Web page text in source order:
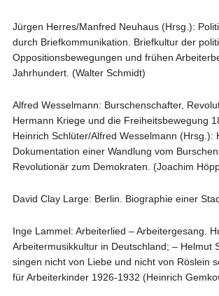
Jürgen Herres/Manfred Neuhaus (Hrsg.):
durch Briefkommunikation. Briefkultur der
Oppositionsbewegungen und frühen
Jahrhundert. (Walter Schmidt)
Alfred Wesselmann: Burschenschafter,
Hermann Kriege und die Freiheitsbewegung
Heinrich Schlüter/Alfred Wesselmann (Hrsg.):
Dokumentation einer Wandlung vom
Revolutionär zum Demokraten. (Joachim
David Clay Large: Berlin. Biographie einer
Inge Lammel: Arbeiterlied – Arbeitergesang.
Arbeitermusikkultur in Deutschland; – Helmut
singen nicht von Liebe und nicht von Röslein
für Arbeiterkinder 1926-1932 (Heinrich